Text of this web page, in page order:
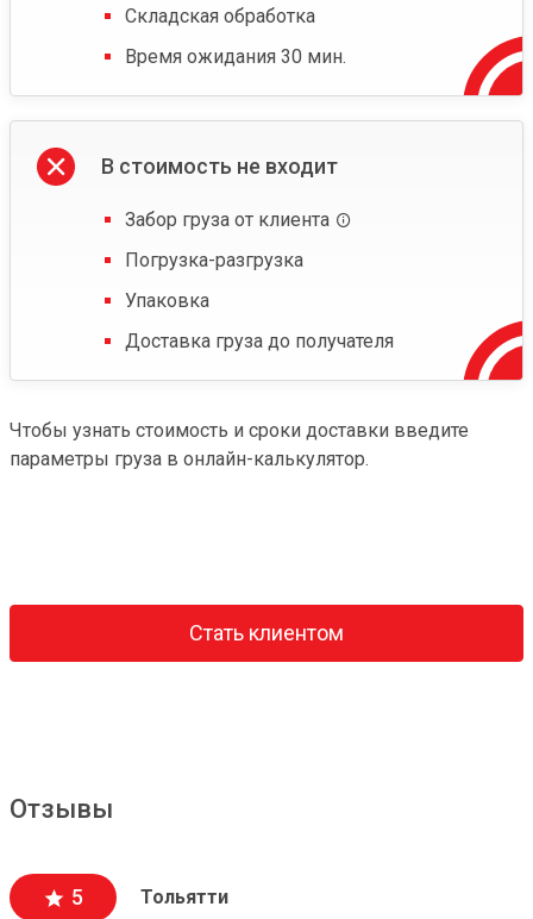
Складская обработка
Время ожидания 30 мин.
В стоимость не входит
Забор груза от клиента
Погрузка-разгрузка
Упаковка
Доставка груза до получателя
Чтобы узнать стоимость и сроки доставки введите
параметры груза в онлайн-калькулятор.
Стать клиентом
Отзывы
5 Тольятти